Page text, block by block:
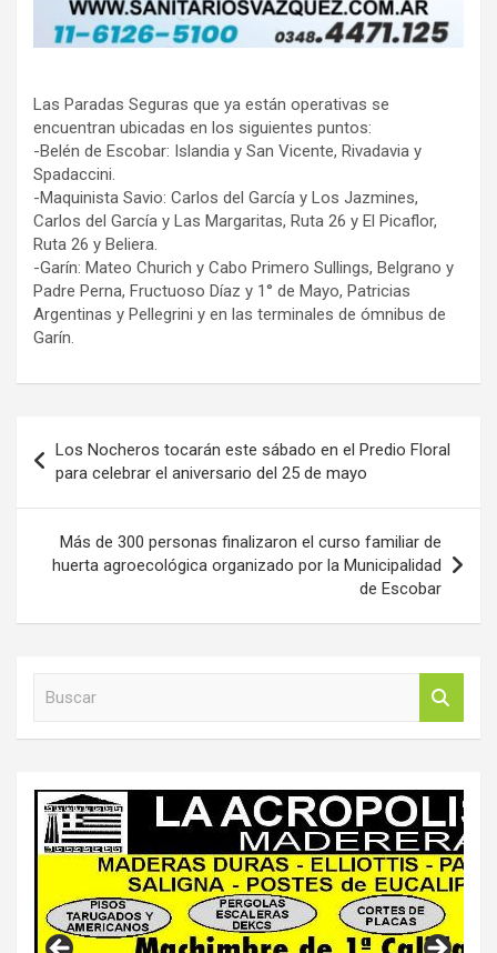
Las Paradas Seguras que ya están operativas se
encuentran ubicadas en los siguientes puntos:
-Belén de Escobar: Islandia y San Vicente, Rivadavia y
Spadaccini.
-Maquinista Savio: Carlos del García y Los Jazmines,
Carlos del García y Las Margaritas, Ruta 26 y El Picaflor,
Ruta 26 y Beliera.
-Garín: Mateo Churich y Cabo Primero Sullings, Belgrano y
Padre Perna, Fructuoso Díaz y 1° de Mayo, Patricias
Argentinas y Pellegrini y en las terminales de ómnibus de
Garín.
de
entradas
Los Nocheros tocarán este sábado en el Predio Floral
para celebrar el aniversario del 25 de mayo
Más de 300 personas finalizaron el curso familiar de
huerta agroecológica organizado por la Municipalidad
de Escobar
r